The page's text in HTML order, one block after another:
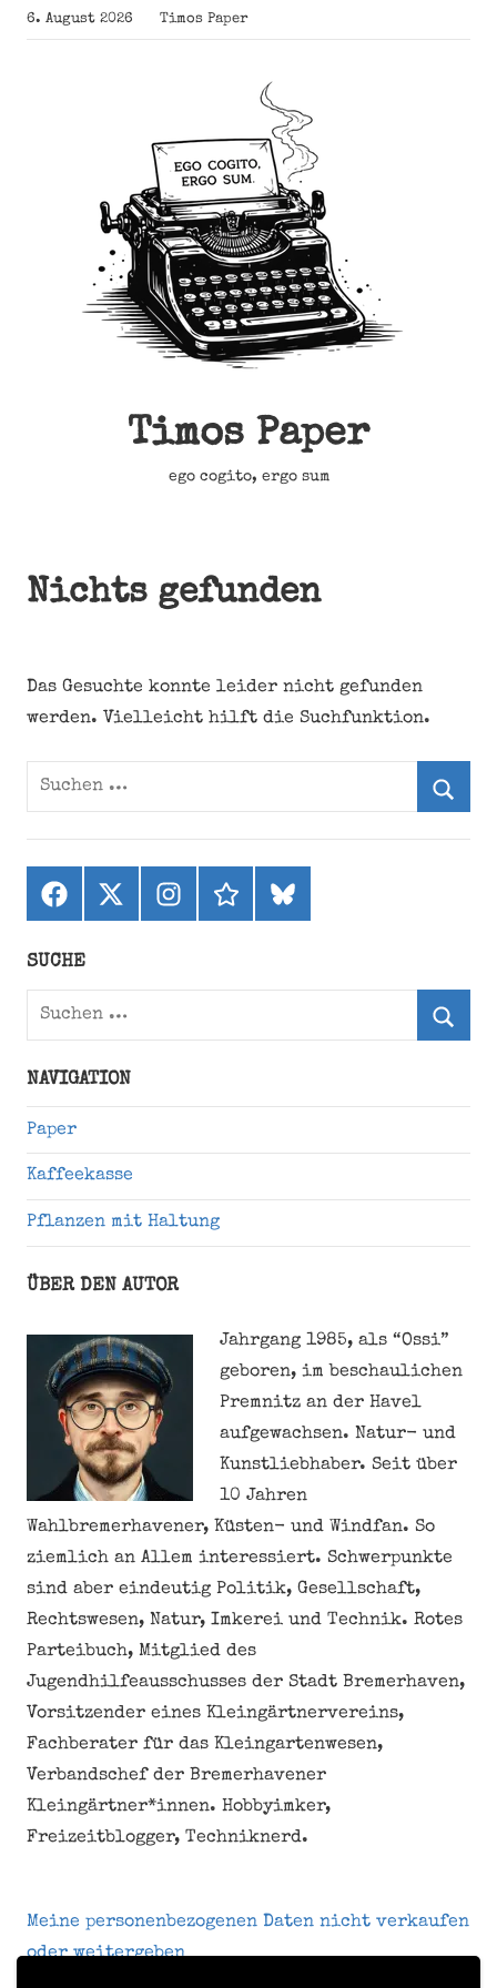
Zum
Inhalt
6. August 2026 Timos Paper
Timos Paper
ego cogito, ergo sum
Nichts gefunden
Das Gesuchte konnte leider nicht gefunden
werden. Vielleicht hilft die Suchfunktion.
Suchen
Facebook
X
(ehemals
Instagramthreadsbluesky
SUCHE
Suchen
NAVIGATION
Paper
Kaffeekasse
Pflanzen mit Haltung
ÜBER DEN AUTOR
Jahrgang 1985, als “Ossi”
geboren, im beschaulichen
Premnitz an der Havel
aufgewachsen. Natur- und
Kunstliebhaber. Seit über
10 Jahren
Wahlbremerhavener, Küsten- und Windfan. So
ziemlich an Allem interessiert. Schwerpunkte
sind aber eindeutig Politik, Gesellschaft,
Rechtswesen, Natur, Imkerei und Technik. Rotes
Parteibuch, Mitglied des
Jugendhilfeausschusses der Stadt Bremerhaven,
Vorsitzender eines Kleingärtnervereins,
Fachberater für das Kleingartenwesen,
Verbandschef der Bremerhavener
Kleingärtner*innen. Hobbyimker,
Freizeitblogger, Techniknerd.
Meine personenbezogenen Daten nicht verkaufen
oder weitergeben